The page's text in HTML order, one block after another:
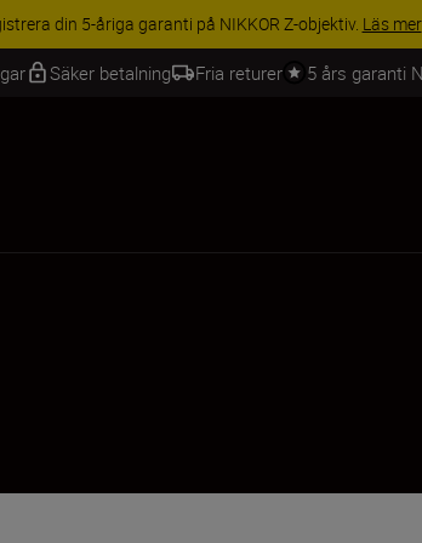
utvalda tillbehör, komplettera din utrustning i dag
Säker betalning Fria returer 5 års garanti